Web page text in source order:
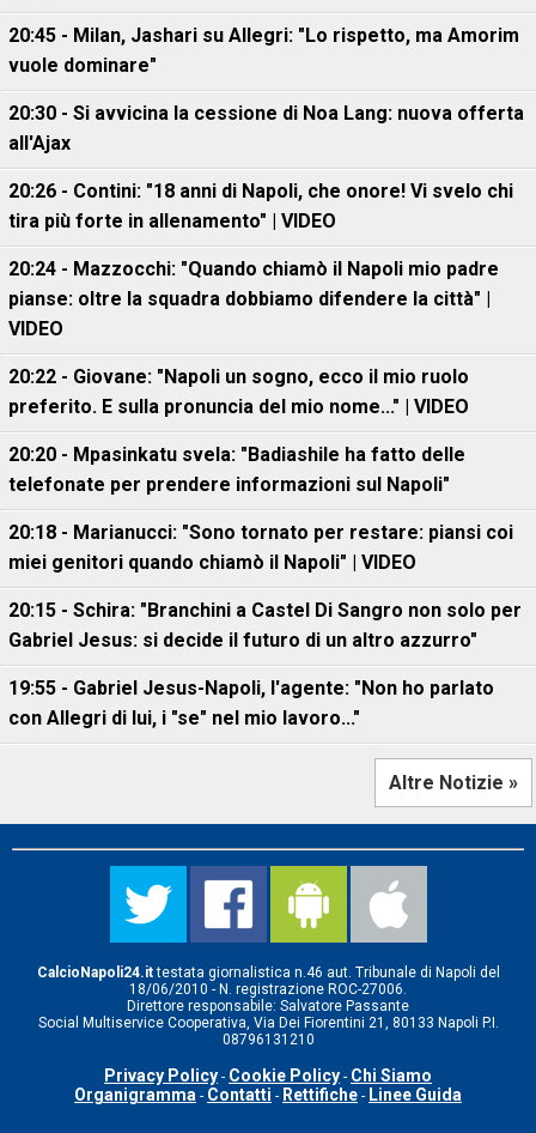
20:45 - Milan, Jashari su Allegri: "Lo rispetto, ma Amorim
vuole dominare"
20:30 - Si avvicina la cessione di Noa Lang: nuova offerta
all'Ajax
20:26 - Contini: "18 anni di Napoli, che onore! Vi svelo chi
tira più forte in allenamento" | VIDEO
20:24 - Mazzocchi: "Quando chiamò il Napoli mio padre
pianse: oltre la squadra dobbiamo difendere la città" |
VIDEO
20:22 - Giovane: "Napoli un sogno, ecco il mio ruolo
preferito. E sulla pronuncia del mio nome..." | VIDEO
20:20 - Mpasinkatu svela: "Badiashile ha fatto delle
telefonate per prendere informazioni sul Napoli"
20:18 - Marianucci: "Sono tornato per restare: piansi coi
miei genitori quando chiamò il Napoli" | VIDEO
20:15 - Schira: "Branchini a Castel Di Sangro non solo per
Gabriel Jesus: si decide il futuro di un altro azzurro"
19:55 - Gabriel Jesus-Napoli, l'agente: "Non ho parlato
con Allegri di lui, i "se" nel mio lavoro..."
Altre Notizie »
CalcioNapoli24.ittestata giornalistica n.46 aut. Tribunale di Napoli del
18/06/2010 - N. registrazione ROC-27006.
Direttore responsabile: Salvatore Passante
Social Multiservice Cooperativa, Via Dei Fiorentini 21, 80133 Napoli P.I.
08796131210
Privacy Policy - Cookie Policy - Chi Siamo
Organigramma - Contatti - Rettifiche - Linee Guida